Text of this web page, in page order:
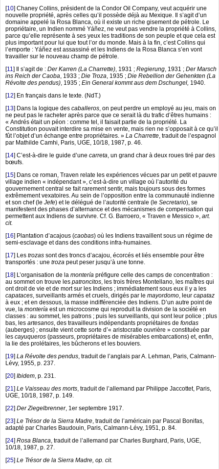
[10] Chaney Collins, président de la Condor Oil Company, veut acquérir une
nouvelle propriété, après celles qu’il possède déjà au Mexique. Il s’agit d’un
domaine appelé la Rosa Blanca, où il existe un riche gisement de pétrole. Le
propriétaire, un Indien nommé Yáñez, ne veut pas vendre la propriété à Collins,
parce qu’elle représente à ses yeux les traditions de son peuple et que cela est
plus important pour lui que tout l’or du monde. Mais à la fin, c’est Collins qui
l’emporte : Yáñez est assassiné et les Indiens de la Rosa Blanca s’en vont
travailler sur le nouveau champ de pétrole.
[11] Il s’agit de : Der Karren (La Charrette), 1931 ; Regierung, 1931 ; Der Marsch
ins Reich der Caoba, 1933 ; Die Troza, 1935 ; Die Rebellion der Gehenkten (La
Révolte des pendus), 1935 ; Ein General kommt aus dem Dschungel, 1940.
[12] En français dans le texte. (NdT.)
[13] Dans la logique des caballeros, on peut perdre un employé au jeu, mais on
ne peut pas le racheter après parce que ce serait là du trafic d’êtres humains :
« Andrés était un péon : comme tel, il faisait partie de la propriété. La
Constitution pouvait interdire sa mise en vente, mais rien ne s’opposait à ce qu’il
fût l’objet d’un échange entre propriétaires. » La Charrette, traduit de l’espagnol
par Mathilde Camhi, Paris, UGE, 10/18, 1987, p. 46.
[14] C’est-à-dire le guide d’une carreta, un grand char à deux roues tiré par des
bœufs.
[15] Dans ce roman, Traven relate les expériences vécues par un petit et pauvre
village indien « indépendant », c’est-à-dire un village où l’autorité du
gouvernement central se fait rarement sentir, mais toujours sous des formes
extrêmement vexatoires. Au sein de l’opposition entre la communauté indienne
et son chef (le Jefe) et le délégué de l’autorité centrale (le Secretario), se
manifestent des phases d’alternance et des mécanismes de compensation qui
permettent aux Indiens de survivre. Cf. G. Barroero, « Traven e Messico », art.
cit.
[16] Plantation d’acajous (caobas) où les Indiens travaillent sous un régime de
semi-esclavage et dans des conditions infra-humaines.
[17] Les trozas sont des troncs d’acajou, écorcés et liés ensemble pour être
transportés : une troza peut peser jusqu’à une tonne.
[18] L’organisation de la montería préfigure celle des camps de concentration :
au sommet on trouve les patroncitos, les trois frères Montellano, les maîtres qui
ont droit de vie et de mort sur les Indiens ; immédiatement sous eux il y a les
capataces, surveillants armés et cruels, dirigés par le mayordomo, leur capataz
à eux ; et en dessous, la masse indifférenciée des Indiens. D’un autre point de
vue, la montería est un microcosme qui reproduit la division de la société en
classes : au sommet, les patrons ; puis les surveillants, qui sont leur police ; plus
bas, les artesanos, des travailleurs indépendants propriétaires de fondas
(auberges) ; ensuite vient cette sorte d’« aristocratie ouvrière » constituée par
les cayuqueros (passeurs, propriétaires de misérables embarcations) et, enfin,
la lie des prolétaires, les bûcherons et les bouviers.
[19] La Révolte des pendus, traduit de l’anglais par A. Lehman, Paris, Calmann-
Lévy, 1955, p. 237.
[20] Ibidem, p. 231.
[21] Le Vaisseau des morts, traduit de l’allemand par Philippe Jaccottet, Paris,
UGE, 10/18, 1987, p. 149.
[22] Der Ziegelbrenner, 1er septembre 1917.
[23] Le Trésor de la Sierra Madre, traduit de l’américain par Pascal Bonifas,
adapté par Charles Baudouin, Paris, Calmann-Lévy, 1951, p. 84.
[24] Rosa Blanca, traduit de l’allemand par Charles Burghard, Paris, UGE,
10/18, 1987, p. 27.
[25] Le Trésor de la Sierra Madre, op. cit.